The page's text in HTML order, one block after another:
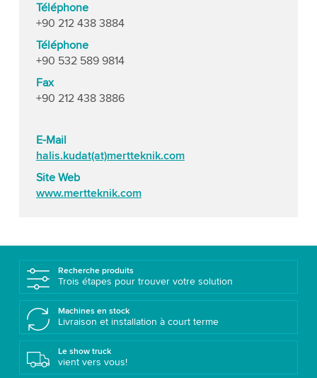
Téléphone
+90 212 438 3884
Téléphone
+90 532 589 9814
Fax
+90 212 438 3886
E-Mail
halis.kudat(at)mertteknik.com
Site Web
www.mertteknik.com
Recherche produits
Trois étapes pour trouver votre solution
Machines en stock
Livraison et installation à court terme
Le show truck
vient vers vous!